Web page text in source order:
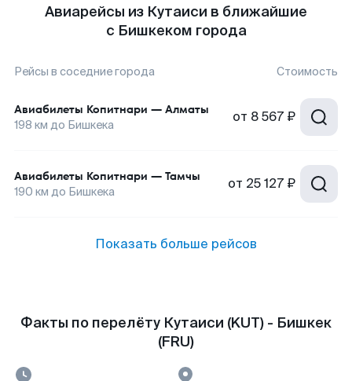
Авиарейсы из Кутаиси в ближайшие
с Бишкеком города
Рейсы в соседние города Стоимость
Авиабилеты Копитнари — Алматы
198 км до Бишкека от 8 567 ₽
Авиабилеты Копитнари — Тамчы
190 км до Бишкека от 25 127 ₽
Показать больше рейсов
Факты по перелёту Кутаиси (KUT) - Бишкек
(FRU)